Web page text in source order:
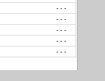
---
---
---
---
---